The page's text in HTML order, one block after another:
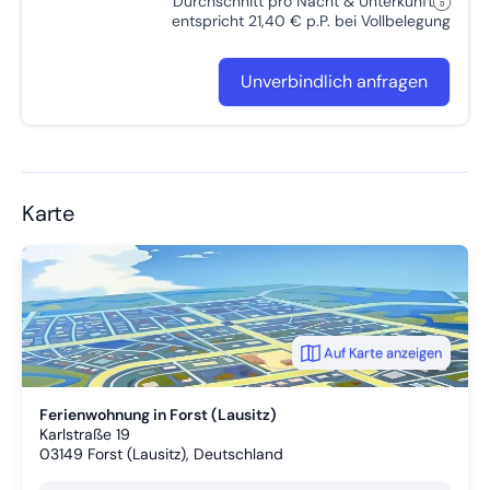
entspricht 21,40 € p.P. bei Vollbelegung
Unverbindlich anfragen
Karte
Ferienwohnung in Forst (Lausitz)
Karlstraße 19
03149 Forst (Lausitz), Deutschland
Auf Karte anzeigen